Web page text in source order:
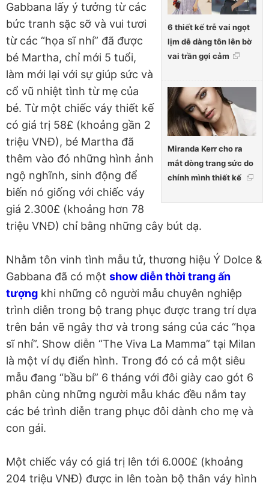
6 thiết kế trễ vai ngọt
lịm dễ dàng tôn lên bờ
vai trần gợi cảm
Miranda Kerr cho ra
mắt dòng trang sức do
chính mình thiết kế
Gabbana lấy ý tưởng từ các
bức tranh sặc sỡ và vui tươi
từ các “họa sĩ nhí” đã được
bé Martha, chỉ mới 5 tuổi,
làm mới lại với sự giúp sức và
cổ vũ nhiệt tình từ mẹ của
bé. Từ một chiếc váy thiết kế
có giá trị 58£ (khoảng gần 2
triệu VNĐ), bé Martha đã
thêm vào đó những hình ảnh
ngộ nghĩnh, sinh động để
biến nó giống với chiếc váy
giá 2.300£ (khoảng hơn 78
triệu VNĐ) chỉ bằng những cây bút dạ.
Nhằm tôn vinh tình mẫu tử, thương hiệu Ý Dolce &
Gabbana đã có một show diễn thời trang ấn
tượng khi những cô người mẫu chuyên nghiệp
trình diễn trong bộ trang phục được trang trí dựa
trên bản vẽ ngây thơ và trong sáng của các “họa
sĩ nhí”. Show diễn “The Viva La Mamma” tại Milan
là một ví dụ điển hình. Trong đó có cả một siêu
mẫu đang “bầu bí” 6 tháng với đôi giày cao gót 6
phân cùng những người mẫu khác đều nắm tay
các bé trình diễn trang phục đôi dành cho mẹ và
con gái.
Một chiếc váy có giá trị lên tới 6.000£ (khoảng
204 triệu VNĐ) được in lên toàn bộ thân váy hình